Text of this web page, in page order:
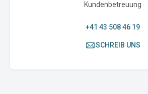
Kundenbetreuung
+41 43 508 46 19
SCHREIB UNS